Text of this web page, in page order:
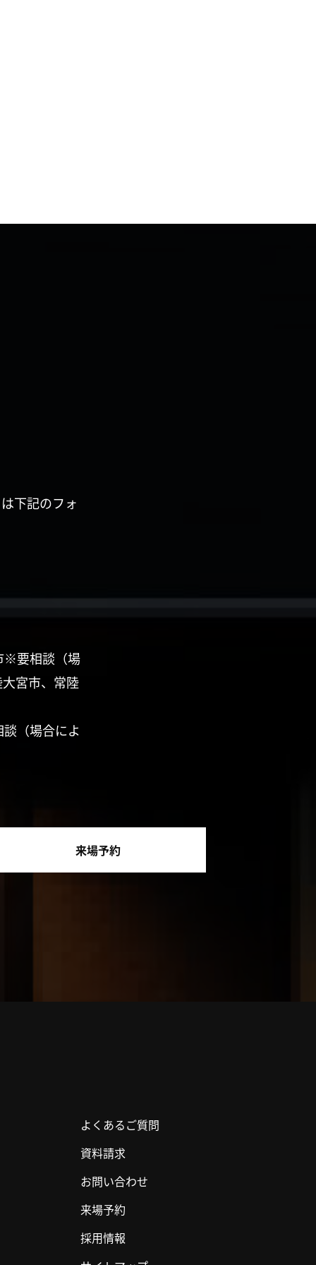
下記のフォ
※要相談（場
宮市、常陸
（場合によ
来場予約
よくあるご質問
資料請求
お問い合わせ
来場予約
採用情報